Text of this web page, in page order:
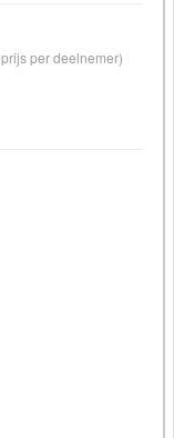
per deelnemer)